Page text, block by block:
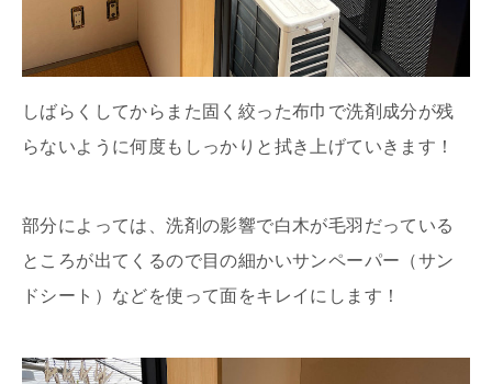
しばらくしてからまた固く絞った布巾で洗剤成分が残
らないように何度もしっかりと拭き上げていきます！
部分によっては、洗剤の影響で白木が毛羽だっている
ところが出てくるので目の細かいサンペーパー（サン
ドシート）などを使って面をキレイにします！